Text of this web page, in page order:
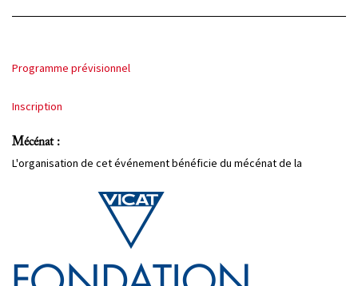
Programme prévisionnel
Inscription
Mécénat :
L'organisation de cet événement bénéficie du mécénat de la